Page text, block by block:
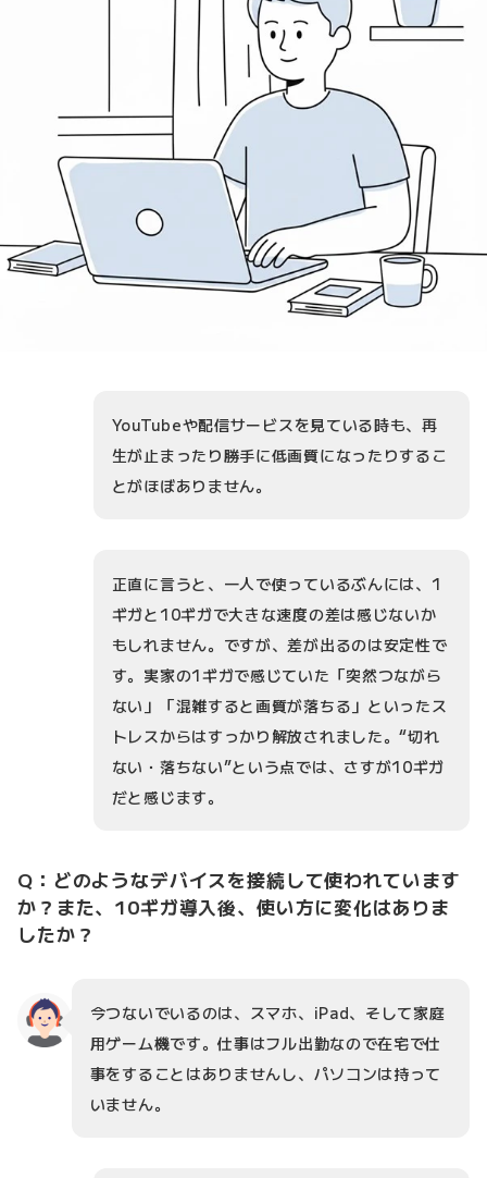
YouTubeや配信サービスを見ている時も、再
生が止まったり勝手に低画質になったりするこ
とがほぼありません。
正直に言うと、一人で使っているぶんには、1
ギガと10ギガで大きな速度の差は感じないか
もしれません。ですが、差が出るのは安定性で
す。実家の1ギガで感じていた「突然つながら
ない」「混雑すると画質が落ちる」といったス
トレスからはすっかり解放されました。“切れ
ない・落ちない”という点では、さすが10ギガ
だと感じます。
Q：どのようなデバイスを接続して使われています
か？また、10ギガ導入後、使い方に変化はありま
したか？
今つないでいるのは、スマホ、iPad、そして家庭
用ゲーム機です。仕事はフル出勤なので在宅で仕
事をすることはありませんし、パソコンは持って
いません。